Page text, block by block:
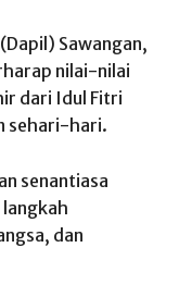
Sawangan,
nilai-nilai
dari Idul Fitri
sehari-hari.
senantiasa
dan